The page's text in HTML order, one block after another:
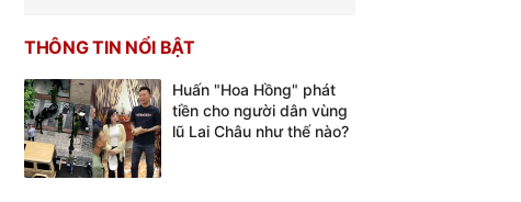
THÔNG TIN NỔI BẬT
Huấn "Hoa Hồng" phát
tiền cho người dân vùng
lũ Lai Châu như thế nào?